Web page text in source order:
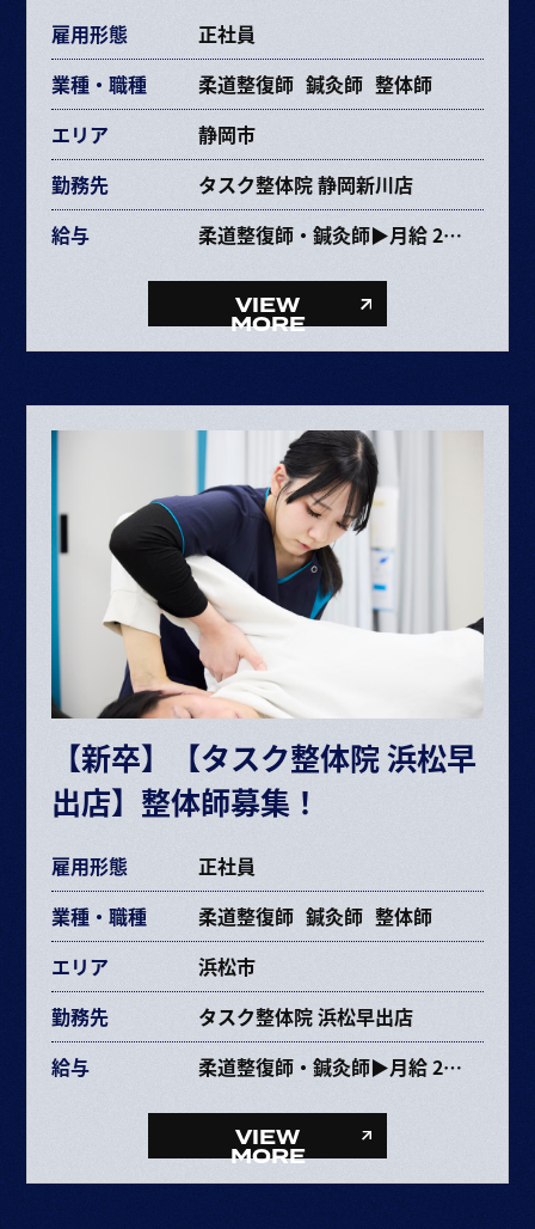
雇用形態
正社員
業種・職種
柔道整復師 鍼灸師 整体師
エリア
静岡市
勤務先
タスク整体院 静岡新川店
給与
柔道整復師・鍼灸師▶月給 237,353円〜463,670円
・基本給 193,072～385,264円
・固定残業代 34,281円～68,406円（25時間）
・資格手当 10,000円
整体師▶月給 227,353円〜453,670円
給与内訳
・基本給 193,072～385,264円
・固定残業代 34,281円～68,406円（25時間）
ボーナス・賞与（業績に応じて年2回）
昇給 半年に1回査定
※給与は経験や能力により決定
※試用期間6ヶ月（期間中の条件変更なし）
※固定残業時間を超えた場合は超過分別途支給
交通費規定支給
各種手当あり
VIEW
MORE
【新卒】【タスク整体院 浜松早
出店】整体師募集！
雇用形態
正社員
業種・職種
柔道整復師 鍼灸師 整体師
エリア
浜松市
勤務先
タスク整体院 浜松早出店
給与
柔道整復師・鍼灸師▶月給 237,353円〜463,670円
・基本給 193,072～385,264円
・固定残業代 34,281円～68,406円（25時間）
・資格手当 10,000円
VIEW
MORE